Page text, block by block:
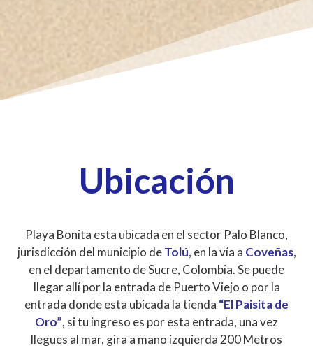
Ubicación
Playa Bonita esta ubicada en el sector Palo Blanco,
jurisdicción del municipio deTolú, en la vía a Coveñas,
en el departamento de Sucre, Colombia. Se puede
llegar allí por la entrada de Puerto Viejo o por la
entrada donde esta ubicada la tienda “El Paisita de
Oro”, si tu ingreso es por esta entrada, una vez
llegues al mar, gira a mano izquierda 200 Metros